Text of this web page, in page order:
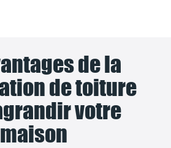
de la
de toiture
votre
maison